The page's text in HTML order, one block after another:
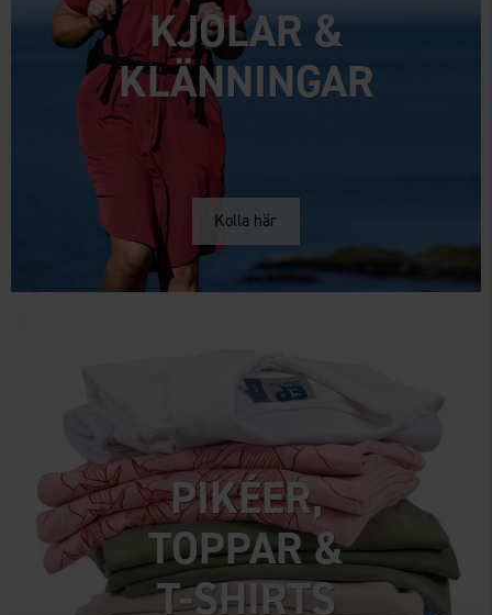
Kolla här
KJOLAR &
KLÄNNINGAR
PIKÉER,
TOPPAR &
T-SHIRTS